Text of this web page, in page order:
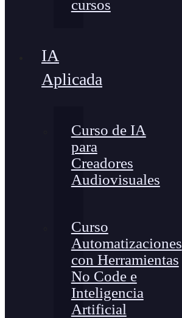
cursos
IA
Aplicada
Curso de IA
para
Creadores
Audiovisuales
Curso
Automatizaciones
con Herramientas
No Code e
Inteligencia
Artificial